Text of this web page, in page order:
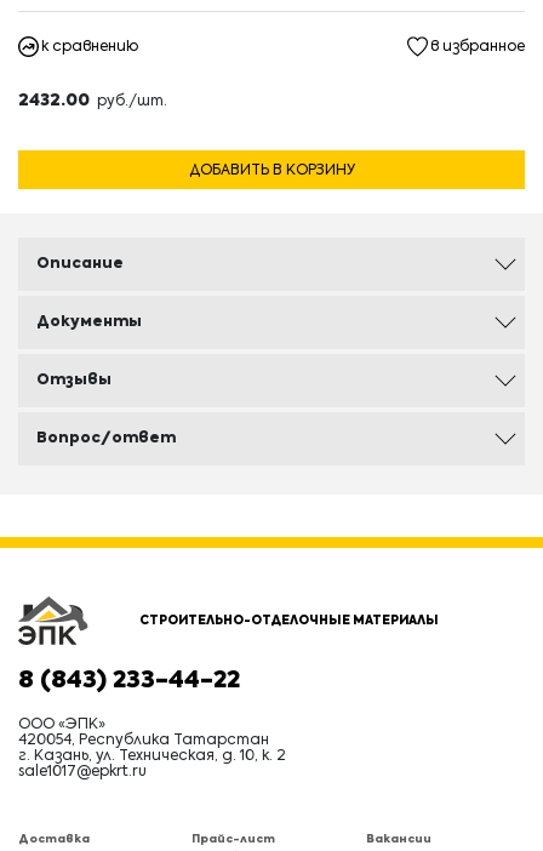
к сравнению в избранное
2432.00 руб./шт.
ДОБАВИТЬ В КОРЗИНУ
Описание
Документы
Отзывы
Вопрос/ответ
СТРОИТЕЛЬНО-ОТДЕЛОЧНЫЕ МАТЕРИАЛЫ
8 (843) 233-44-22
ООО «ЭПК»
420054, Республика Татарстан
г. Казань, ул. Техническая, д. 10, к. 2
sale1017@epkrt.ru
Доставка
Прайс-лист
Вакансии